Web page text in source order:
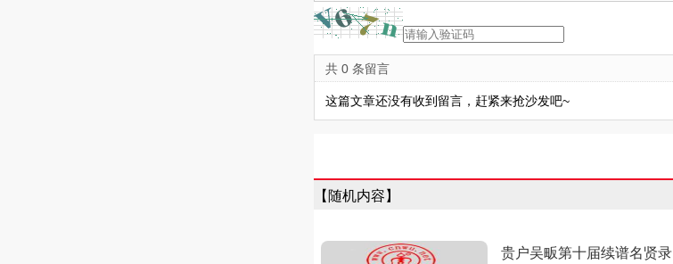
共 0 条留言
这篇文章还没有收到留言，赶紧来抢沙发吧~
【随机内容】
贵户吴畈第十届续谱名贤录